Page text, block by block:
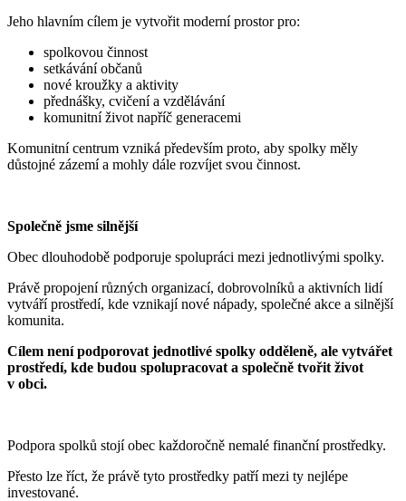
Jeho hlavním cílem je vytvořit moderní prostor pro:
spolkovou činnost
setkávání občanů
nové kroužky a aktivity
přednášky, cvičení a vzdělávání
komunitní život napříč generacemi
Komunitní centrum vzniká především proto, aby spolky měly
důstojné zázemí a mohly dále rozvíjet svou činnost.
Společně jsme silnější
Obec dlouhodobě podporuje spolupráci mezi jednotlivými spolky.
Právě propojení různých organizací, dobrovolníků a aktivních lidí
vytváří prostředí, kde vznikají nové nápady, společné akce a silnější
komunita.
Cílem není podporovat jednotlivé spolky odděleně, ale vytvářet
prostředí, kde budou spolupracovat a společně tvořit život
v obci.
Podpora spolků stojí obec každoročně nemalé finanční prostředky.
Přesto lze říct, že právě tyto prostředky patří mezi ty nejlépe
investované.